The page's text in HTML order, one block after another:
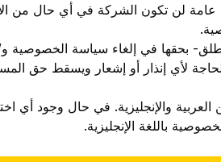
لن تكون الشركة في أي حال من
بحقها في إلغاء سياسة الخصوصية
لأي إنذار أو إشعار ويسقط حق
والإنجليزية. في حال وجود أي
باللغة الإنجليزية.